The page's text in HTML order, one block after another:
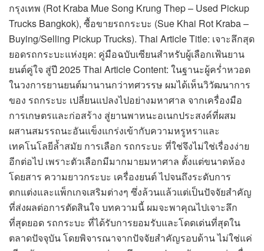
กรุงเทพ (Rot Kraba Mue Song Krung Thep – Used Pickup
Trucks Bangkok), ซื้อขายรถกระบะ (Sue Khai Rot Kraba –
Buying/Selling Pickup Trucks). Thai Article Title: เจาะลึกสุด
ยอดรถกระบะแห่งยุค: คู่มือฉบับเซียนสำหรับผู้เลือกเฟ้นยาน
ยนต์คู่ใจ สู่ปี 2025 Thai Article Content: ในฐานะผู้คร่ำหวอด
ในวงการยานยนต์มานานกว่าทศวรรษ ผมได้เห็นวิวัฒนาการ
ของ รถกระบะ เปลี่ยนแปลงไปอย่างมหาศาล จากเครื่องมือ
การเกษตรและก่อสร้าง สู่ยานพาหนะอเนกประสงค์ที่ผสม
ผสานสมรรถนะอันแข็งแกร่งเข้ากับความหรูหราและ
เทคโนโลยีล้ำสมัย การเลือก รถกระบะ ที่ใช่จึงไม่ใช่เรื่องง่าย
อีกต่อไป เพราะตัวเลือกมีมากมายมหาศาล ตั้งแต่ขนาดห้อง
โดยสาร ความยาวกระบะ เครื่องยนต์ ไปจนถึงระดับการ
ตกแต่งและแพ็กเกจเสริมต่างๆ ซึ่งล้วนแล้วแต่เป็นปัจจัยสำคัญ
ที่ส่งผลต่อการตัดสินใจ บทความนี้ ผมจะพาคุณไปเจาะลึก
ที่สุดยอด รถกระบะ ที่ได้รับการยอมรับและโดดเด่นที่สุดใน
ตลาดปัจจุบัน โดยพิจารณาจากปัจจัยสำคัญรอบด้าน ไม่ใช่แค่